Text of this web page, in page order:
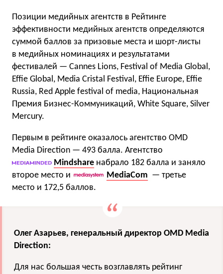
Позиции медийных агентств в Рейтинге
эффективности медийных агентств определяются
суммой баллов за призовые места и шорт-листы
в медийных номинациях и результатами
фестивалей — Cannes Lions, Festival of Media Global,
Effie Global, Media Cristal Festival, Effie Europe, Effie
Russia, Red Apple festival of media, Национальная
Премия Бизнес-Коммуникаций, White Square, Silver
Mercury.
Первым в рейтинге оказалось агентство OMD
Media Direction — 493 балла. Агентство
Mindshare набрало 182 балла и заняло
второе место и
MediaCom — третье
место и 172,5 баллов.
Олег Азарьев, генеральный директор OMD Media
Direction:
Для нас большая честь возглавлять рейтинг